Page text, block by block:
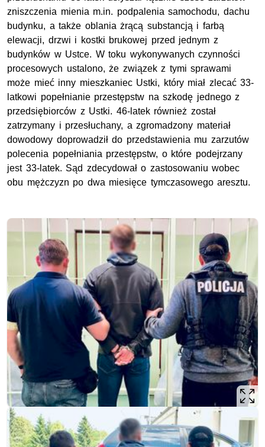
zniszczenia mienia m.in. podpalenia samochodu, dachu
budynku, a także oblania żrącą substancją i farbą
elewacji, drzwi i kostki brukowej przed jednym z
budynków w Ustce. W toku wykonywanych czynności
procesowych ustalono, że związek z tymi sprawami
może mieć inny mieszkaniec Ustki, który miał zlecać 33-
latkowi popełnianie przestępstw na szkodę jednego z
przedsiębiorców z Ustki. 46-latek również został
zatrzymany i przesłuchany, a zgromadzony materiał
dowodowy doprowadził do przedstawienia mu zarzutów
polecenia popełniania przestępstw, o które podejrzany
jest 33-latek. Sąd zdecydował o zastosowaniu wobec
obu mężczyzn po dwa miesięce tymczasowego aresztu.